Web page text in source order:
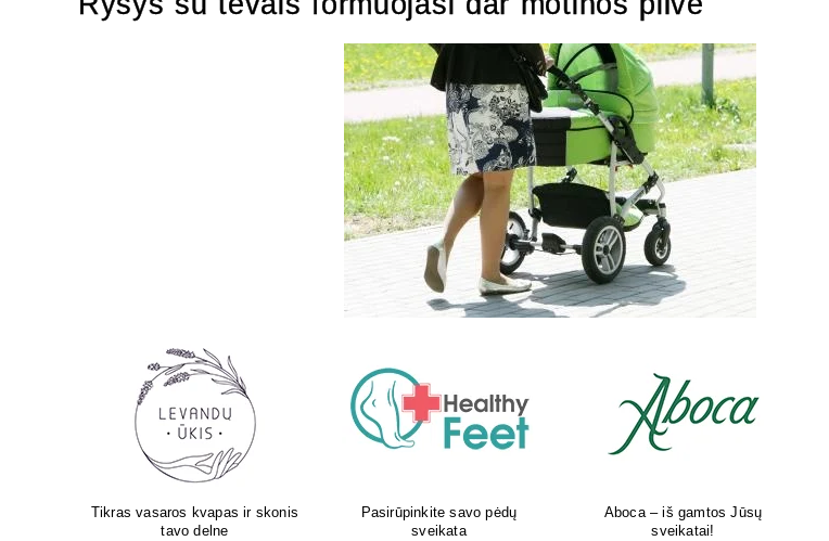
Aboca – iš gamtos Jūsų
sveikatai!
Atliksime tikslų, bet kokį DNR
tyrimą visoje Lietuvoje
Šiuolaikiška vaikų sveikatos
priežiūros įstaiga